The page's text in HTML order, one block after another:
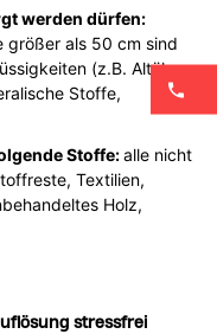
werden dürfen:
größer als 50 cm sind
(z.B. Altöl,
Stoffe,
Stoffe:alle nicht
Textilien,
Holz,
stressfrei